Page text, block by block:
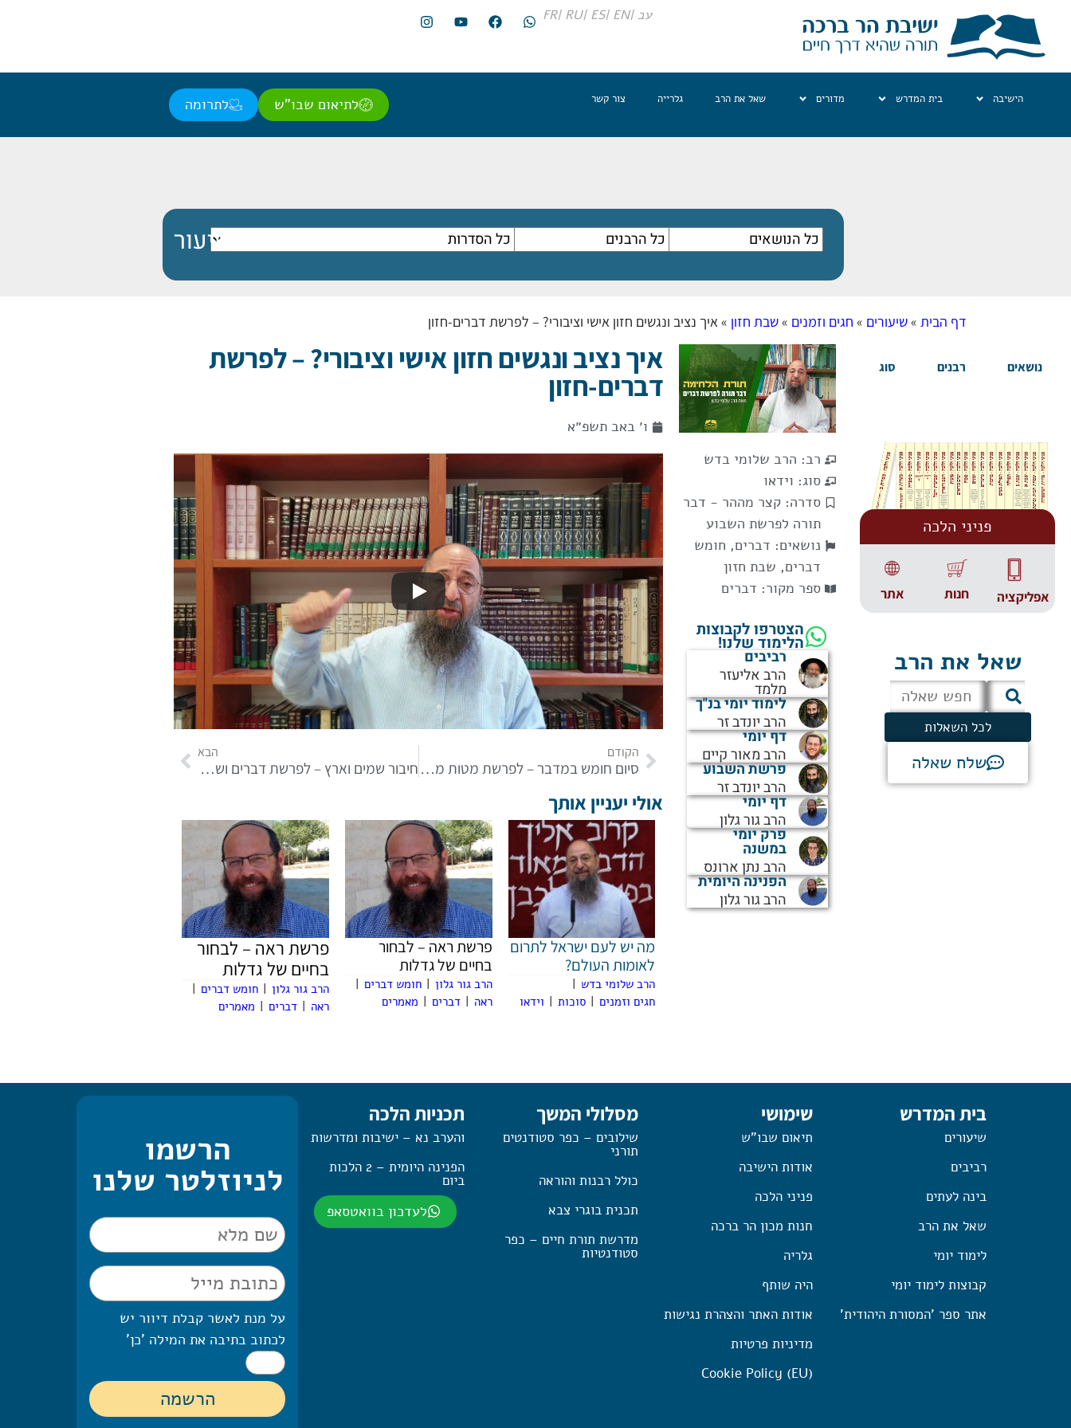
עב |EN |
ES |
RU |
FR
הישיבה בית המדרש מדורים שאל את הרב גלרייה צור קשר לתיאום שבו"ש לתרומה
דף הבית »שיעורים » חגים וזמנים »שבת חזון »איך נציב ונגשים חזון אישי וציבורי? – לפרשת דברים-חזון
נושאים רבנים סוג
פניני הלכה
אתר חנות אפליקציה
שאל את הרב
לכל השאלות
שלח שאלה
רב: הרב שלומי בדש
סוג: וידאו
סדרה: קצר מההר - דבר
תורה לפרשת השבוע
נושאים: דברים, חומש
דברים, שבת חזון
ספר מקור: דברים
הצטרפו לקבוצות
הלימוד שלנו!
רביבים
הרב אליעזר
מלמד
לימוד יומי בנ"ך
הרב יונדב זר
דף יומי
הרב מאור קיים
פרשת השבוע
הרב יונדב זר
דף יומי
הרב גור גלון
פרק יומי
במשנה
הרב נתן ארונס
הפנינה היומית
הרב גור גלון
איך נציב ונגשים חזון אישי וציבורי? – לפרשת
דברים-חזון
ו׳ באב תשפ״א
הקודם
סיום חומש במדבר – לפרשת מטות מסעי
הבא
חיבור שמים וארץ – לפרשת דברים ושבת חזון
אולי יעניין אותך
מה יש לעם ישראל לתרום
לאומות העולם?
הרב שלומי בדש |
חגים וזמנים | סוכות | וידאו
פרשת ראה – לבחור
בחיים של גדלות
הרב גור גלון | חומש דברים |
ראה | דברים | מאמרים
פרשת ראה – לבחור
בחיים של גדלות
הרב גור גלון | חומש דברים |
ראה | דברים | מאמרים
בית המדרש
שיעורים
רביבים
בינה לעתים
שאל את הרב
לימוד יומי
קבוצות לימוד יומי
אתר ספר 'המסורת היהודית'
שימושי
תיאום שבו"ש
אודות הישיבה
פניני הלכה
חנות מכון הר ברכה
גלריה
היה שותף
אודות האתר והצהרת נגישות
מדיניות פרטיות
Cookie Policy (EU)
מסלולי המשך
שילובים – כפר סטודנטים
תורני
כולל רבנות והוראה
תכנית בוגרי צבא
מדרשת תורת חיים – כפר
סטודנטיות
תכניות הלכה
והערב נא – ישיבות ומדרשות
הפנינה היומית – 2 הלכות
ביום
לעדכון בוואטסאפ
הרשמו
לניוזלטר שלנו
על מנת לאשר קבלת דיוור יש
לכתוב בתיבה את המילה 'כן'